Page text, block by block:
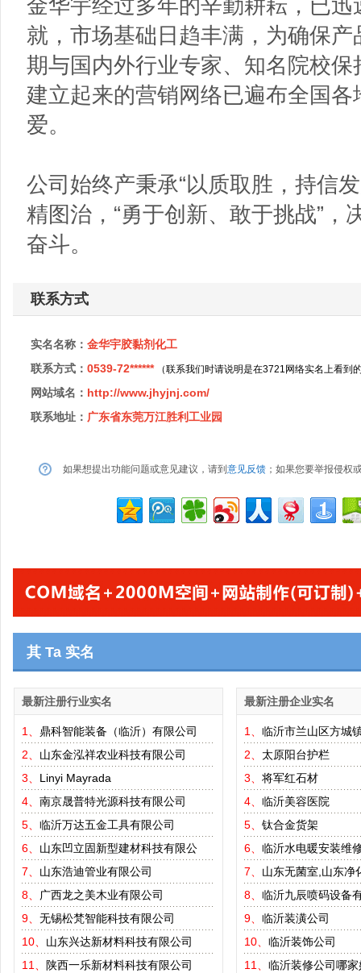
金华宇经过多年的辛勤耕耘，已
就，市场基础日趋丰满，为确保
期与国内外行业专家、知名院校
建立起来的营销网络已遍布全国
爱。
公司始终产秉承“以质取胜，持信
精图治，“勇于创新、敢于挑战”
奋斗。
联系方式
实名名称： 金华宇胶黏剂化工
联系方式： 0539-72******（联系我们时请说明是在3721网络实名上看到
网站域名： http://www.jhyjnj.com/
联系地址： 广东省东莞万江胜利工业园
如果想提出功能问题或意见建议，请到 意见反馈 ；如果您要举报侵权
其 Ta 实名
最新注册行业实名
1、 鼎科智能装备（临沂）有限公司
2、 山东金泓祥农业科技有限公司
3、 Linyi Mayrada
4、 南京晟普特光源科技有限公司
5、 临沂万达五金工具有限公司
6、 山东凹立固新型建材科技有限公
7、 山东浩迪管业有限公司
8、
广西龙之美木业有限公司
9、 无锡松梵智能科技有限公司
10、 山东兴达新材料科技有限公司
11、
陕西一乐新材料科技有限公司
最新注册企业实名
1、 临沂市兰山区方城
2、 太原阳台护栏
3、 将军红石材
4、 临沂美容医院
5、 钛合金货架
6、 临沂水电暖安装维
7、 山东无菌室,山东净
8、 临沂九辰喷码设备
9、 临沂装潢公司
10、 临沂装饰公司
11、 临沂装修公司哪家